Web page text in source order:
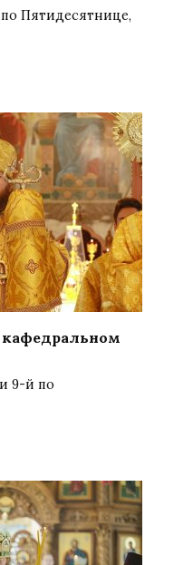
Пятидесятнице,
кафедральном
9-й по